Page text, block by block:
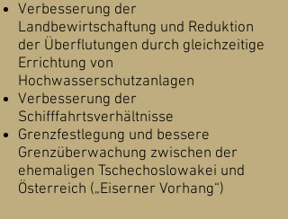
Verbesserung der
Landbewirtschaftung und Reduktion
der Überflutungen durch gleichzeitige
Errichtung von
Hochwasserschutzanlagen
Verbesserung der
Schifffahrtsverhältnisse
Grenzfestlegung und bessere
Grenzüberwachung zwischen der
ehemaligen Tschechoslowakei und
Österreich („Eiserner Vorhang“)